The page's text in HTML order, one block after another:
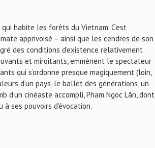
habite les forêts du Vietnam. C’est
apprivoisé – ainsi que les cendres de son
des conditions d’existence relativement
et miroitants, emmènent le spectateur
qui s’ordonne presque magiquement (loin,
d’un pays, le ballet des générations, un
d’un cinéaste accompli, Pham Ngoc Lân, dont
ses pouvoirs d’évocation.